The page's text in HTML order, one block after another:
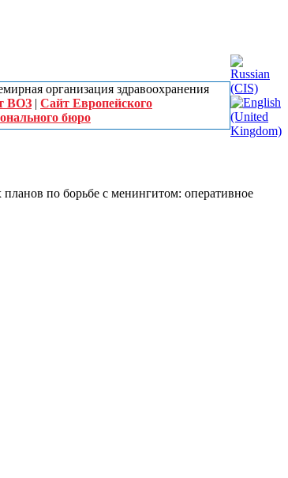
ВОЗ | Сайт Европейского
бюро
планов по борьбе с менингитом: оперативное